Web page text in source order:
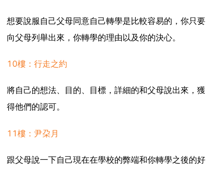
想要說服自己父母同意自己轉學是比較容易的，你只要
向父母列舉出來，你轉學的理由以及你的決心。
10樓：行走之約
將自己的想法、目的、目標，詳細的和父母說出來，獲
得他們的認可。
11樓：尹朶月
跟父母說一下自己現在在學校的弊端和你轉學之後的好